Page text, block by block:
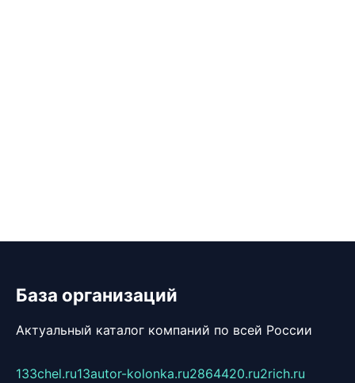
База организаций
Актуальный каталог компаний по всей России
133chel.ru13autor-kolonka.ru2864420.ru2rich.ru